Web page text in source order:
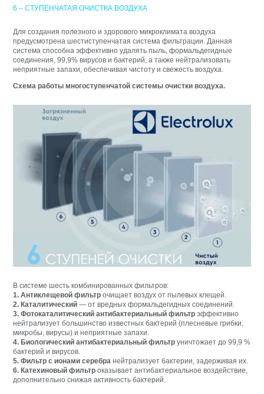
6 – СТУПЕНЧАТАЯ ОЧИСТКА ВОЗДУХА
Для создания полезного и здорового микроклимата воздуха
предусмотрена шестиступенчатая система фильтрации. Данная
система способна эффективно удалять пыль, формальдегидные
соединения, 99,9% вирусов и бактерий, а также нейтрализовать
неприятные запахи, обеспечивая чистоту и свежесть воздуха.
Схема работы многоступенчатой системы очистки воздуха.
В системе шесть комбинированных фильтров:
1. Антиклещевой фильтр очищает воздух от пылевых клещей.
2. Каталитический — от вредных формальдегидных соединений.
3. Фотокаталитическийантибактериальный фильтр эффективно
нейтрализует большинство известных бактерий (плесневые грибки,
микробы, вирусы) и неприятные запахи.
4. Биологический антибактериальныйфильтр уничтожает до 99,9 %
бактерий и вирусов.
5. Фильтр с ионами серебра нейтрализует бактерии, задерживая их.
6. Катехиновый фильтр оказывает антибактериальное воздействие,
дополнительно снижая активность бактерий.